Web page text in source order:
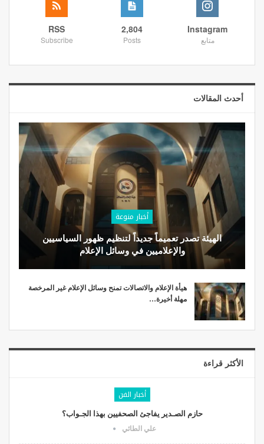
Instagram
متابع
2,804
Posts
RSS
Subscribe
أحدث المقالات
أخبار منوعة
الهيئة تصدر تعميماً جديداً لتنظيم ظهور السياسيين
والإعلاميين في وسائل الإعلام
هيأة الإعلام والاتصالات تمنح وسائل الإعلام غير المرخصة
مهلة أخيرة…
الأكثر قراءة
أخبار الفن
حازم الصـدير يفاجئ الصحفيين بهذا الجـواب؟
علي الطائي